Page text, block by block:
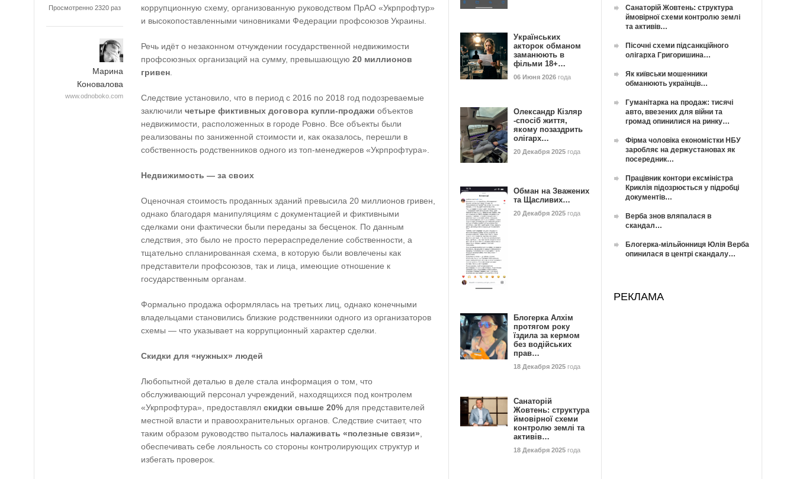
Просмотренно 2320 раз
Марина
Коновалова
www.odnoboko.com
коррупционную схему, организованную руководством ПрАО «Укрпрофтур»
и высокопоставленными чиновниками Федерации профсоюзов Украины.
Речь идёт о незаконном отчуждении государственной недвижимости
профсоюзных организаций на сумму, превышающую 20 миллионов
гривен
Следствие установило, что в период с 2016 по 2018 год подозреваемые
заключили четыре фиктивных договора купли-продажи объектов
недвижимости, расположенных в городе Ровно. Все объекты были
реализованы по заниженной стоимости и, как оказалось, перешли в
собственность родственников одного из топ-менеджеров «Укрпрофтура».
Недвижимость — за своих
Оценочная стоимость проданных зданий превысила 20 миллионов гривен,
однако благодаря манипуляциям с документацией и фиктивными
сделками они фактически были переданы за бесценок. По данным
следствия, это было не просто перераспределение собственности, а
тщательно спланированная схема, в которую были вовлечены как
представители профсоюзов, так и лица, имеющие отношение к
государственным органам.
Формально продажа оформлялась на третьих лиц, однако конечными
владельцами становились близкие родственники одного из организаторов
схемы — что указывает на коррупционный характер сделки.
Скидки для «нужных» людей
Любопытной деталью в деле стала информация о том, что
обслуживающий персонал учреждений, находящихся под контролем
«Укрпрофтура», предоставлял скидки свыше 20% для представителей
местной власти и правоохранительных органов. Следствие считает, что
таким образом руководство пыталось налаживать «полезные связи»
обеспечивать себе лояльность со стороны контролирующих структур и
избегать проверок.
Українських
акторок обманом
заманюють в
фільми 18+…
06 Июня 2026 года
Олександр Кізляр
-спосіб життя,
якому позаздрить
олігарх…
20 Декабря 2025 года
Обман на Зважених
та Щасливих…
20 Декабря 2025 года
Блогерка Алхім
протягом року
їздила за кермом
без водійських
прав…
18 Декабря 2025 года
Санаторій
Жовтень: структура
ймовірної схеми
контролю землі та
активів…
18 Декабря 2025 года
Санаторій Жовтень: структура
ймовірної схеми контролю землі
та активів…
Пісочні схеми підсанкційного
олігарха Григоришина…
Як київськи мошенники
обманюють українців…
Гуманітарка на продаж: тисячі
авто, ввезених для війни та
громад опинилися на ринку…
Фірма чоловіка економістки НБУ
заробляє на держустановах як
посередник…
Працівник контори ексміністра
Криклія підозрюється у підробці
документів…
Верба знов вляпалася в
скандал…
Блогерка-мільйонниця Юлія Верба
опинилася в центрі скандалу…
РЕКЛАМА